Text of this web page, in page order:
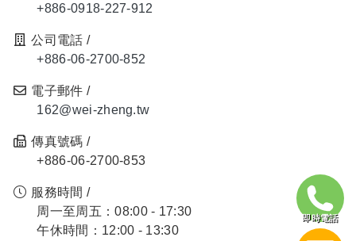
+886-0918-227-912
公司電話 /
+886-06-2700-852
電子郵件 /
162@wei-zheng.tw
傳真號碼 /
+886-06-2700-853
服務時間 /
周一至周五：08:00 - 17:30
午休時間：12:00 - 13:30
即時電話